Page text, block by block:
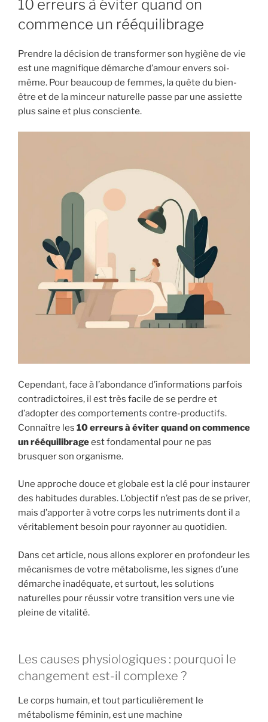
10 erreurs à éviter quand on
commence un rééquilibrage
Prendre la décision de transformer son hygiène de vie
est une magnifique démarche d’amour envers soi-
même. Pour beaucoup de femmes, la quête du bien-
être et de la minceur naturelle passe par une assiette
plus saine et plus consciente.
Cependant, face à l’abondance d’informations parfois
contradictoires, il est très facile de se perdre et
d’adopter des comportements contre-productifs.
Connaître les 10 erreurs à éviter quand on commence
un rééquilibrageest fondamental pour ne pas
brusquer son organisme.
Une approche douce et globale est la clé pour instaurer
des habitudes durables. L’objectif n’est pas de se priver,
mais d’apporter à votre corps les nutriments dont il a
véritablement besoin pour rayonner au quotidien.
Dans cet article, nous allons explorer en profondeur les
mécanismes de votre métabolisme, les signes d’une
démarche inadéquate, et surtout, les solutions
naturelles pour réussir votre transition vers une vie
pleine de vitalité.
Les causes physiologiques : pourquoi le
changement est-il complexe ?
Le corps humain, et tout particulièrement le
métabolisme féminin, est une machine